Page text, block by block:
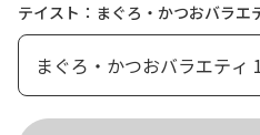
テイスト：まぐろ・かつおバラ